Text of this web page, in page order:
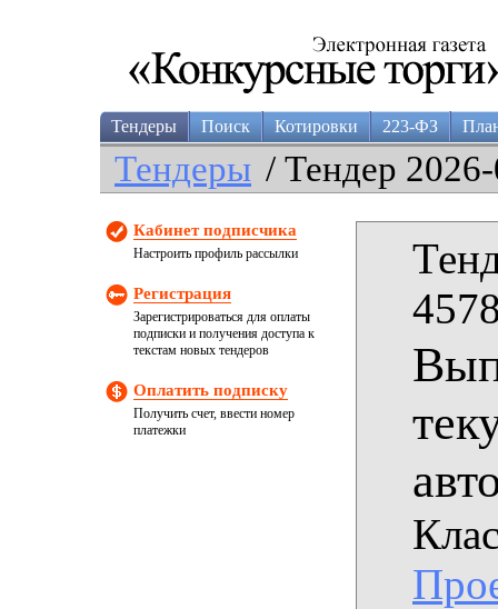
Тендеры Поиск Котировки 223-ФЗ
Тендеры / Тендер
Кабинет подписчика
Настроить профиль рассылки
Регистрация
Зарегистрироваться для оплаты
подписки и получения доступа к
текстам новых тендеров
Оплатить подписку
Получить счет, ввести номер
платежки